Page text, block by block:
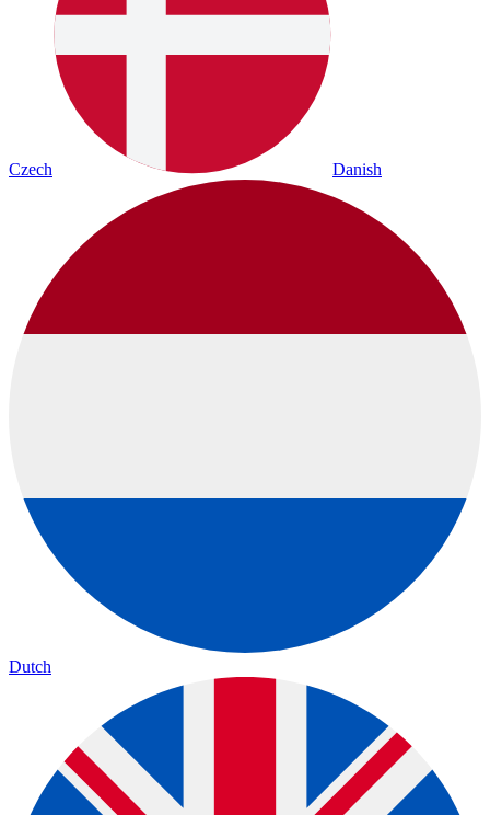
Czech Danish
Dutch